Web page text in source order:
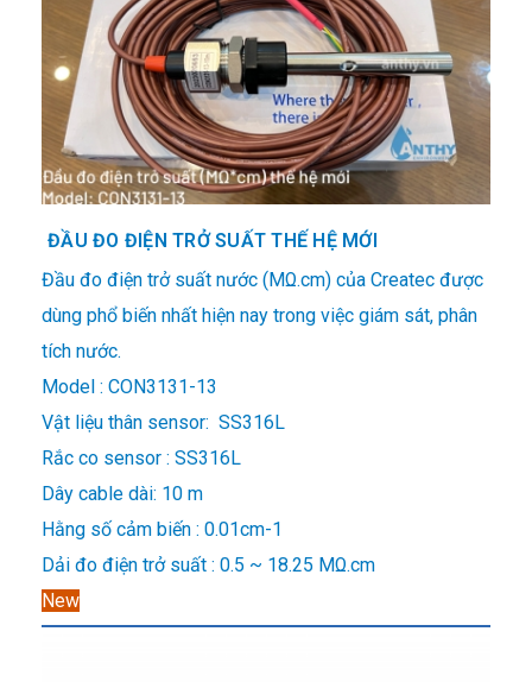
ĐẦU ĐO ĐIỆN TRỞ SUẤT THẾ HỆ MỚI
Đầu đo điện trở suất nước (MΩ.cm) của Createc được
dùng phổ biến nhất hiện nay trong việc giám sát, phân
tích nước.
Model : CON3131-13
Vật liệu thân sensor: SS316L
Rắc co sensor : SS316L
Dây cable dài: 10 m
Hằng số cảm biến : 0.01cm-1
Dải đo điện trở suất : 0.5 ~ 18.25 MΩ.cm
New